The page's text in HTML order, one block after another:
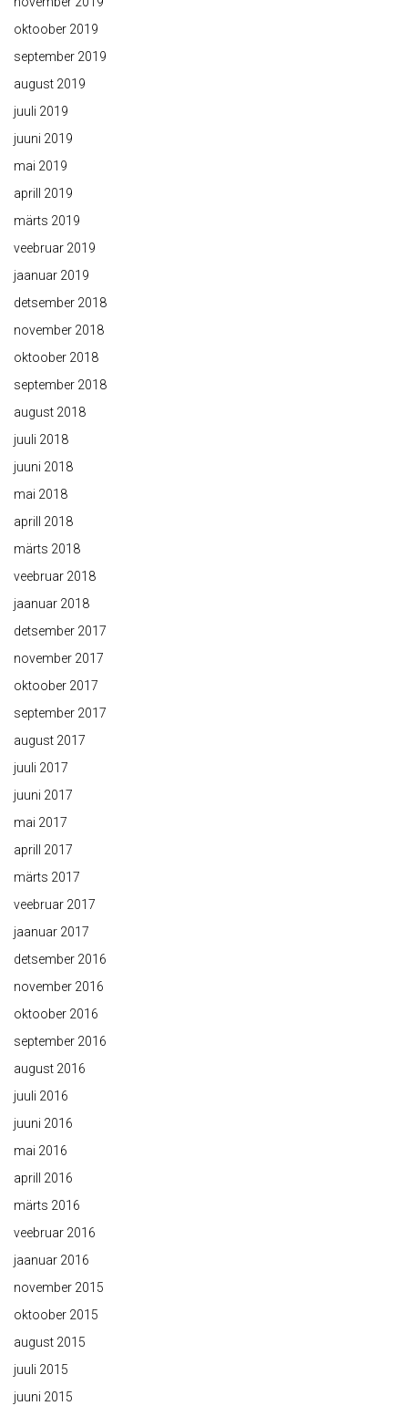
oktoober 2019
september 2019
august 2019
juuli 2019
juuni 2019
mai 2019
aprill 2019
märts 2019
veebruar 2019
jaanuar 2019
detsember 2018
november 2018
oktoober 2018
september 2018
august 2018
juuli 2018
juuni 2018
mai 2018
aprill 2018
märts 2018
veebruar 2018
jaanuar 2018
detsember 2017
november 2017
oktoober 2017
september 2017
august 2017
juuli 2017
juuni 2017
mai 2017
aprill 2017
märts 2017
veebruar 2017
jaanuar 2017
detsember 2016
november 2016
oktoober 2016
september 2016
august 2016
juuli 2016
juuni 2016
mai 2016
aprill 2016
märts 2016
veebruar 2016
jaanuar 2016
november 2015
oktoober 2015
august 2015
juuli 2015
juuni 2015